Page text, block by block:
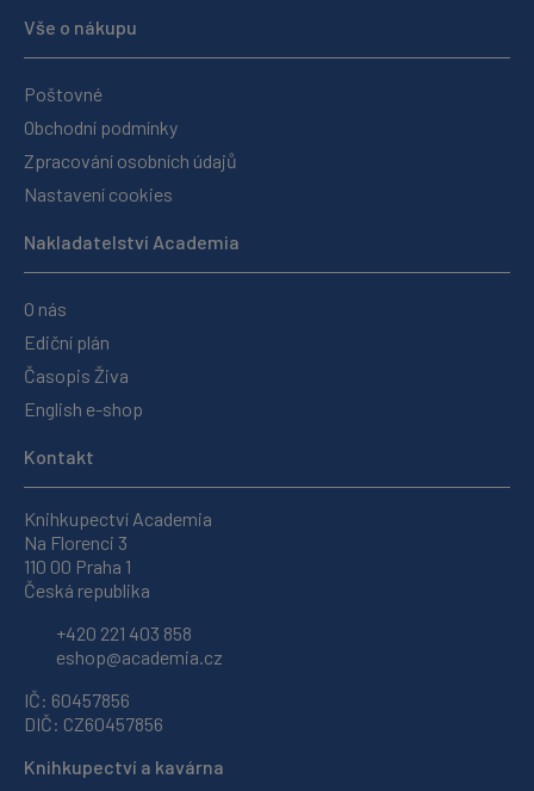
Vše o nákupu
Poštovné
Obchodní podmínky
Zpracování osobních údajů
Nastavení cookies
Nakladatelství Academia
O nás
Ediční plán
Časopis Živa
English e-shop
Kontakt
Knihkupectví Academia
Na Florenci 3
110 00 Praha 1
Česká republika
+420 221 403 858
eshop@academia.cz
IČ: 60457856
DIČ: CZ60457856
Knihkupectví a kavárna